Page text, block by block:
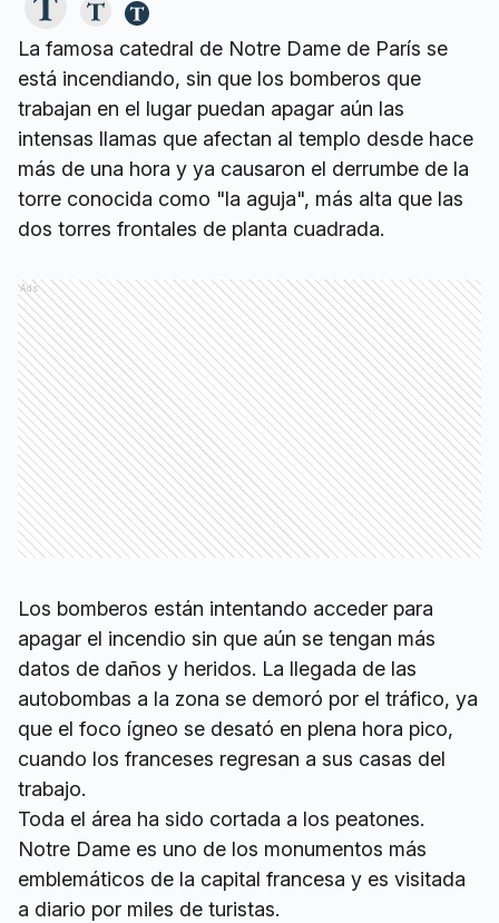
La famosa catedral de Notre Dame de París se
está incendiando, sin que los bomberos que
trabajan en el lugar puedan apagar aún las
intensas llamas que afectan al templo desde hace
más de una hora y ya causaron el derrumbe de la
torre conocida como "la aguja", más alta que las
dos torres frontales de planta cuadrada.
Ads
Los bomberos están intentando acceder para
apagar el incendio sin que aún se tengan más
datos de daños y heridos. La llegada de las
autobombas a la zona se demoró por el tráfico, ya
que el foco ígneo se desató en plena hora pico,
cuando los franceses regresan a sus casas del
trabajo.
Toda el área ha sido cortada a los peatones.
Notre Dame es uno de los monumentos más
emblemáticos de la capital francesa y es visitada
a diario por miles de turistas.